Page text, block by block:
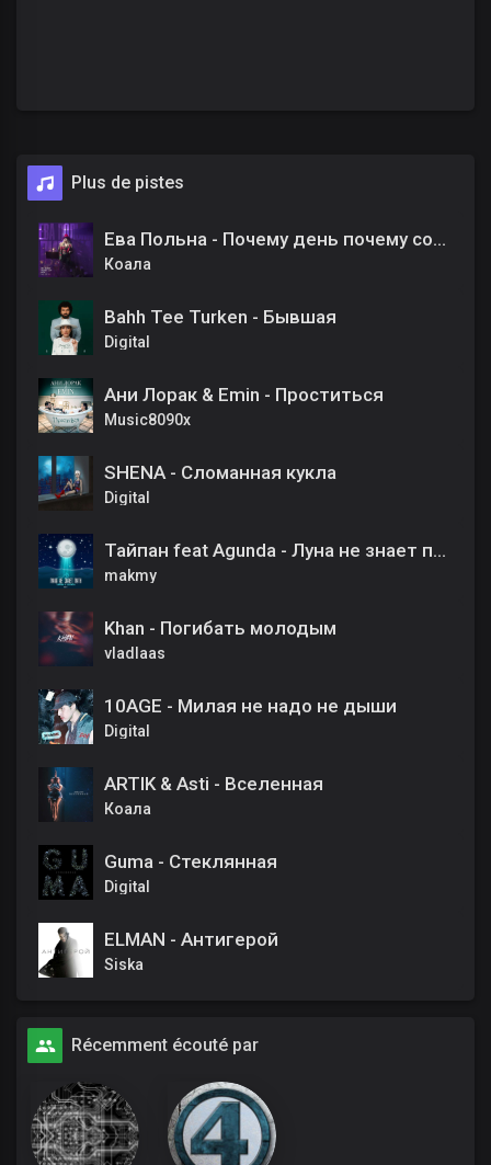
Plus de pistes
Ева Польна - Почему день почему солнца свет
Коала
Bahh Tee Turken - Бывшая
Digital
Ани Лорак & Emin - Проститься
Music8090x
SHENA - Сломанная кукла
Digital
Тайпан feat Agunda - Луна не знает пути
makmy
Khan - Погибать молодым
vladlaas
10AGE - Милая не надо не дыши
Digital
ARTIK & Asti - Вселенная
Коала
Guma - Стеклянная
Digital
ELMAN - Антигерой
Siska
Récemment écouté par